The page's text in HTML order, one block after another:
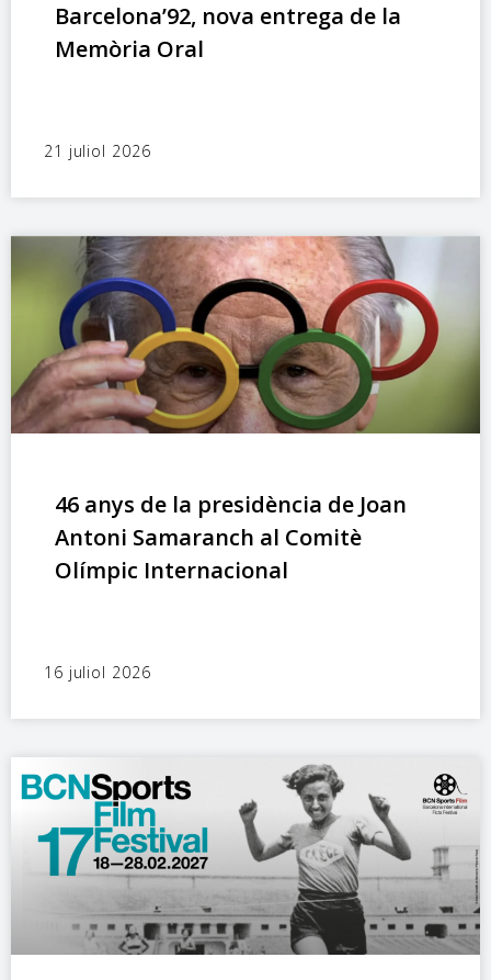
Barcelona’92, nova entrega de la
Memòria Oral
21 juliol 2026
46 anys de la presidència de Joan
Antoni Samaranch al Comitè
Olímpic Internacional
16 juliol 2026